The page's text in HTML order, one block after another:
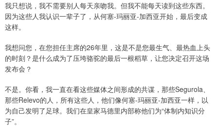
我只想说，我不需要别人每天亲吻我。但我不能每天读到这些东西。
因为这些人我认识一辈子了，从何塞-玛丽亚-加西亚开始，最后变成
这样。
我想问您，在您担任主席的26年里，这是不是您最生气、最热血上头
的时刻？是什么成为了压垮骆驼的最后一根稻草，让您决定召开这场
发布会？
不是。你看，我一直在看这些媒体之间形成的共谋，那些Segurola、
那些Relevo的人，所有这些人，他们像何塞-玛丽亚-加西亚一样，以
为自己发明了足球。我们在皇家马德里内部称他们为“体制内知识分
子”。